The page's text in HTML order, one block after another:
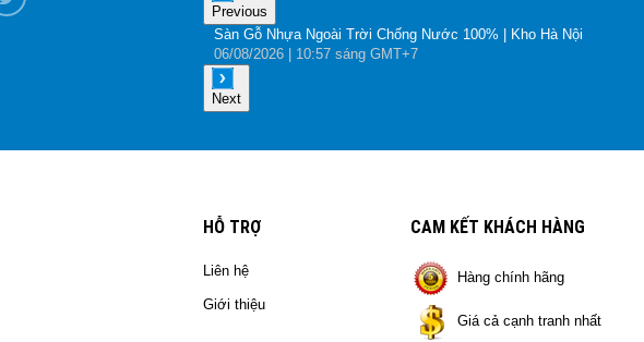
Previous
Sàn Gỗ Nhựa Ngoài Trời Chống Nước 100% | Kho Hà Nội
06/08/2026 | 10:57 sáng GMT+7
Next
HỖ TRỢ
Liên hệ
Giới thiệu
CAM KẾT KHÁCH HÀNG
Hàng chính hãng
Giá cả cạnh tranh nhất